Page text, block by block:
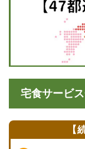
宅食サービ
【